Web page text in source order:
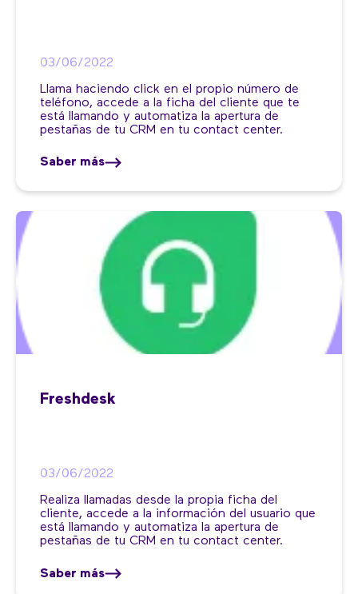
03/06/2022
Llama haciendo click en el propio número de
teléfono, accede a la ficha del cliente que te
está llamando y automatiza la apertura de
pestañas de tu CRM en tu contact center.
Saber más
Freshdesk
03/06/2022
Realiza llamadas desde la propia ficha del
cliente, accede a la información del usuario que
está llamando y automatiza la apertura de
pestañas de tu CRM en tu contact center.
Saber más